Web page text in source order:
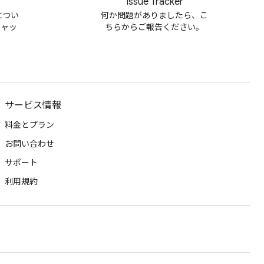
い
ッ
何か問題がありましたら、こ
ちらからご報告ください。
サービス情報
料金とプラン
お問い合わせ
サポート
利用規約